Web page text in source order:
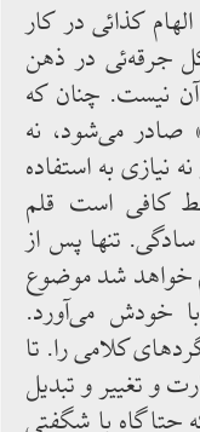
کذائی در کار
جرقه‌ئی در ذهن
نیست. چنان که‌
صادر می‌شود، نه
به ‌استفاده
کافی‌ است قلم
تنها پس از
خواهد شد موضوع
خودش می‌آورد.
کلامی را. تا
و تغییر و تبدیل
گاه‌ با شگفتی‌